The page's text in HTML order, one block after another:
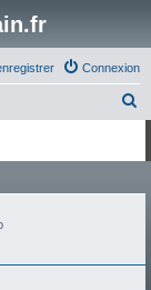
Connexion